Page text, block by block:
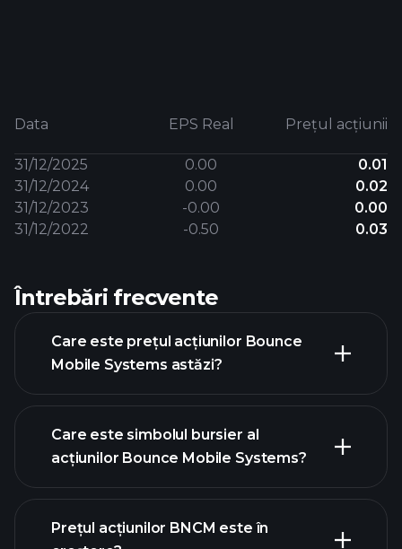
Data EPS Real Prețul acțiunii
31/12/2025 0.00
0.01
31/12/2024
0.00
0.02
31/12/2023
-0.00
0.00
31/12/2022
-0.50 0.03
Întrebări frecvente
Care este prețul acțiunilor Bounce
Mobile Systems astăzi?
graficul avansat
Care este simbolul bursier al
acțiunilor Bounce Mobile Systems?
Prețul acțiunilor BNCM este în